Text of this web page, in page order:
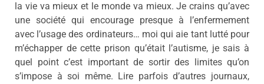
la vie va mieux et le monde va mieux. Je crains qu’avec
une société qui encourage presque à l’enfermement
avec l’usage des ordinateurs… moi qui aie tant lutté pour
m’échapper de cette prison qu’était l’autisme, je sais à
quel point c’est important de sortir des limites qu’on
s’impose à soi même. Lire parfois d’autres journaux,